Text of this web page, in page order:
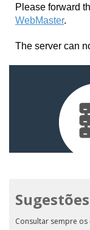
Consultar sempre